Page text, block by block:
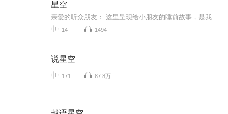
星空
14 1494
说星空
171 87.8万